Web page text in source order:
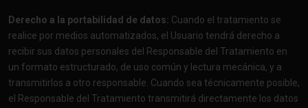
Derecho a la portabilidad de datos: Cuando el tratamiento se
realice por medios automatizados, el Usuario tendrá derecho a
recibir sus datos personales del Responsable del Tratamiento en
un formato estructurado, de uso común y lectura mecánica, y a
transmitirlos a otro responsable. Cuando sea técnicamente posible,
el Responsable del Tratamiento transmitirá directamente los datos